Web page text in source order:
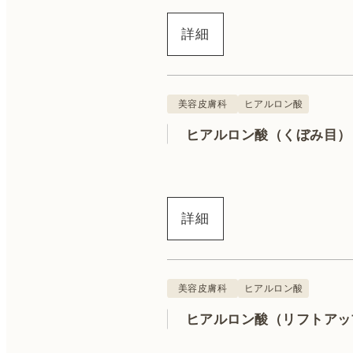
詳細
美容皮膚科 ヒアルロン酸
ヒアルロン酸（くぼみ目）
詳細
美容皮膚科 ヒアルロン酸
ヒアルロン酸（リフトア